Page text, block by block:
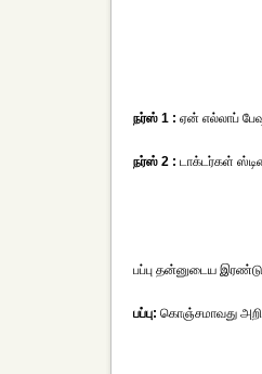
நர்ஸ் 1 : ஏன் எல்லாப்
நர்ஸ் 2 : டாக்டர்கள்
பப்பு தன்னுடைய
பப்பு: கொஞ்சமாவது